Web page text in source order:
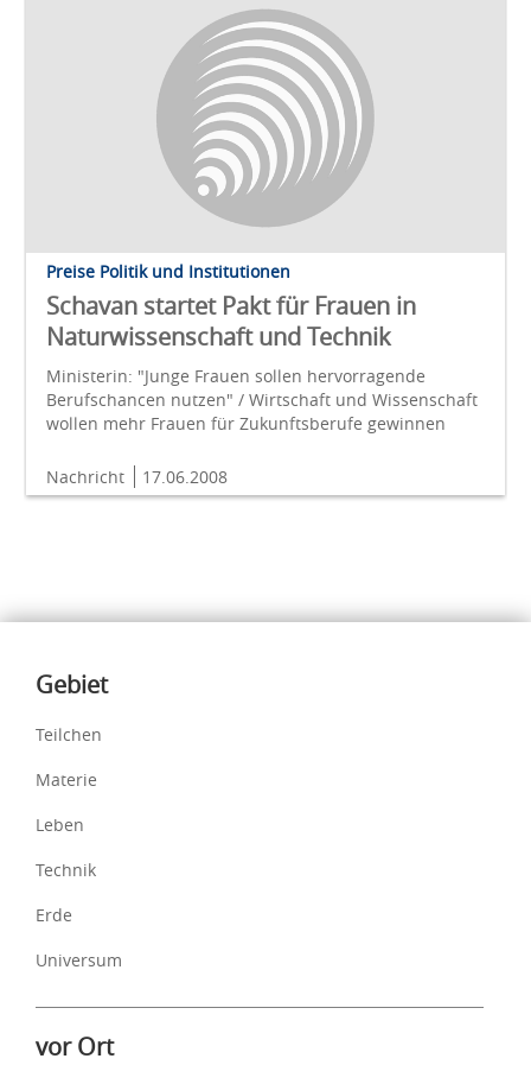
Preise Politik und Institutionen
Schavan startet Pakt für Frauen in
Naturwissenschaft und Technik
Ministerin: "Junge Frauen sollen hervorragende
Berufschancen nutzen" / Wirtschaft und Wissenschaft
wollen mehr Frauen für Zukunftsberufe gewinnen
Nachricht 17.06.2008
Inhalte
Gebiet
Teilchen
Materie
Leben
Technik
Erde
Universum
vor Ort